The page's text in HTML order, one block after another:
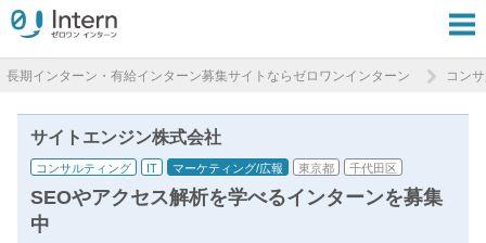
長期インターン・有給インターン募集サイトならゼロワンインターン コン
サイトエンジン株式会社
コンサルティング IT マーケティング/広報 東京都 千代田区
SEOやアクセス解析を学べるインターンを募集
中